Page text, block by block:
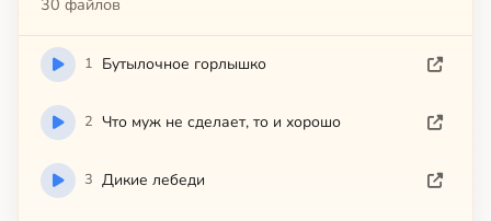
1 Бутылочное горлышко
2 Что муж не сделает, то и хорошо
3 Дикие лебеди